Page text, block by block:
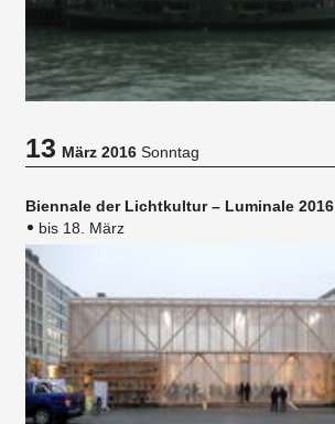
13März 2016 Sonntag
Biennale der Lichtkultur – Luminale 2016
bis 18. März